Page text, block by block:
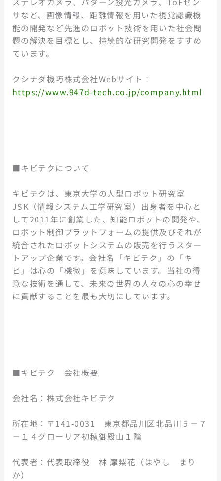
サなど、画像情報、距離情報を用いた視覚認識機
能の開発など先進のロボット技術を用いた社会問
題の解決を目標とし、持続的な研究開発をすすめ
ています。
クシナダ機巧株式会社Webサイト：
https://www.947d-tech.co.jp/company.html
■キビテクについて
キビテクは、東京大学の人型ロボット研究室
JSK（情報システム工学研究室）出身者を中心と
して2011年に創業した、知能ロボットの開発や、
ロボット制御プラットフォームの提供及びそれが
統合されたロボットシステムの販売を行うスター
トアップ企業です。会社名「キビテク」の「キ
ビ」は心の「機微」を意味しています。当社の得
意な技術を通して、未来の世界の人々の心の幸せ
に貢献することを最も大切にしています。
■キビテク 会社概要
会社名：株式会社キビテク
所在地：〒141-0031 東京都品川区北品川５－７
－１４グローリア初穂御殿山１階
代表者：代表取締役 林 摩梨花（はやし まり
か）